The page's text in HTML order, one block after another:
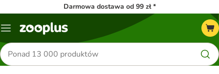
Darmowa dostawa od 99 zł *
Menu
Szukaj
produktów